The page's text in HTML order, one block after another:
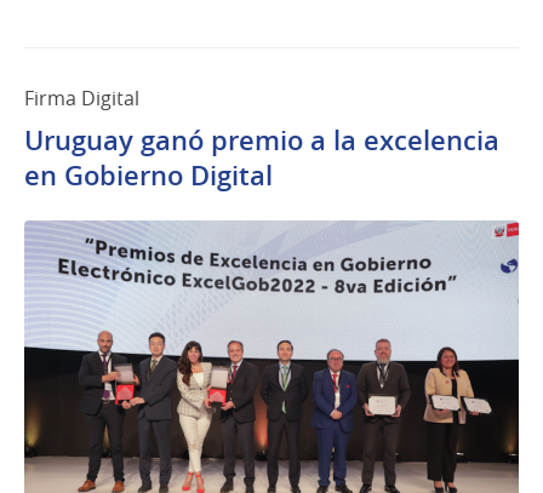
Firma Digital
Uruguay ganó premio a la excelencia
en Gobierno Digital